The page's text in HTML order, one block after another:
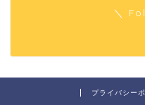
＼
プライバシー